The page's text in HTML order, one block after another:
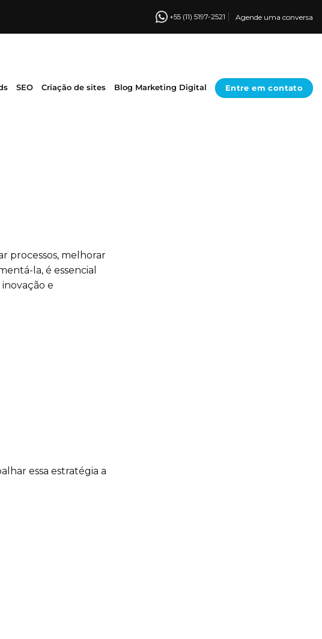
+55 (11) 5197-2521 Agende uma conversa
SEO Criação de sites Blog Marketing Digital Entre em contato
processos, melhorar
la, é essencial
e
essa estratégia a